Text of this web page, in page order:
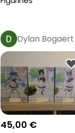
Dylan Bogaert
45,00 €